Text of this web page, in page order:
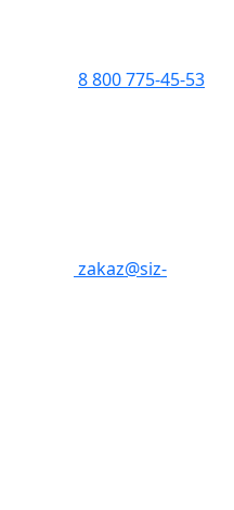
8 800 775-45-53
zakaz@siz-